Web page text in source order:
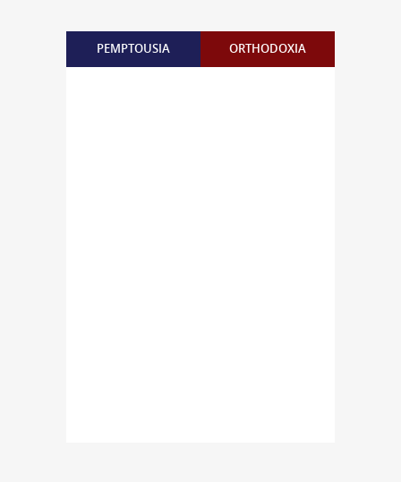
PEMPTOUSIA ORTHODOXIA